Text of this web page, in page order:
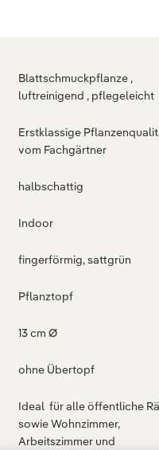
Blattschmuckpflanze ,
luftreinigend , pflegeleicht
Erstklassige
vom Fachgärtner
halbschattig
Indoor
fingerförmig, sattgrün
Pflanztopf
13 cm Ø
ohne Übertopf
Ideal für alle öffentliche
sowie Wohnzimmer,
Arbeitszimmer und